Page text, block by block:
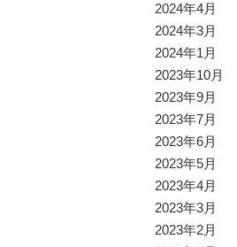
2024年4月
2024年3月
2024年1月
2023年10月
2023年9月
2023年7月
2023年6月
2023年5月
2023年4月
2023年3月
2023年2月